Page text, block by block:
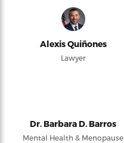
Alexis Quiñones
Lawyer
Dr. Barbara D. Barros
Mental Health & Menopause